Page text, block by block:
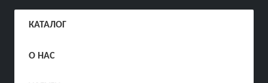
КАТАЛОГ
О НАС